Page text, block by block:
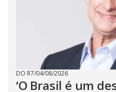
DO R7/04/08/2026
‘O Brasil é um